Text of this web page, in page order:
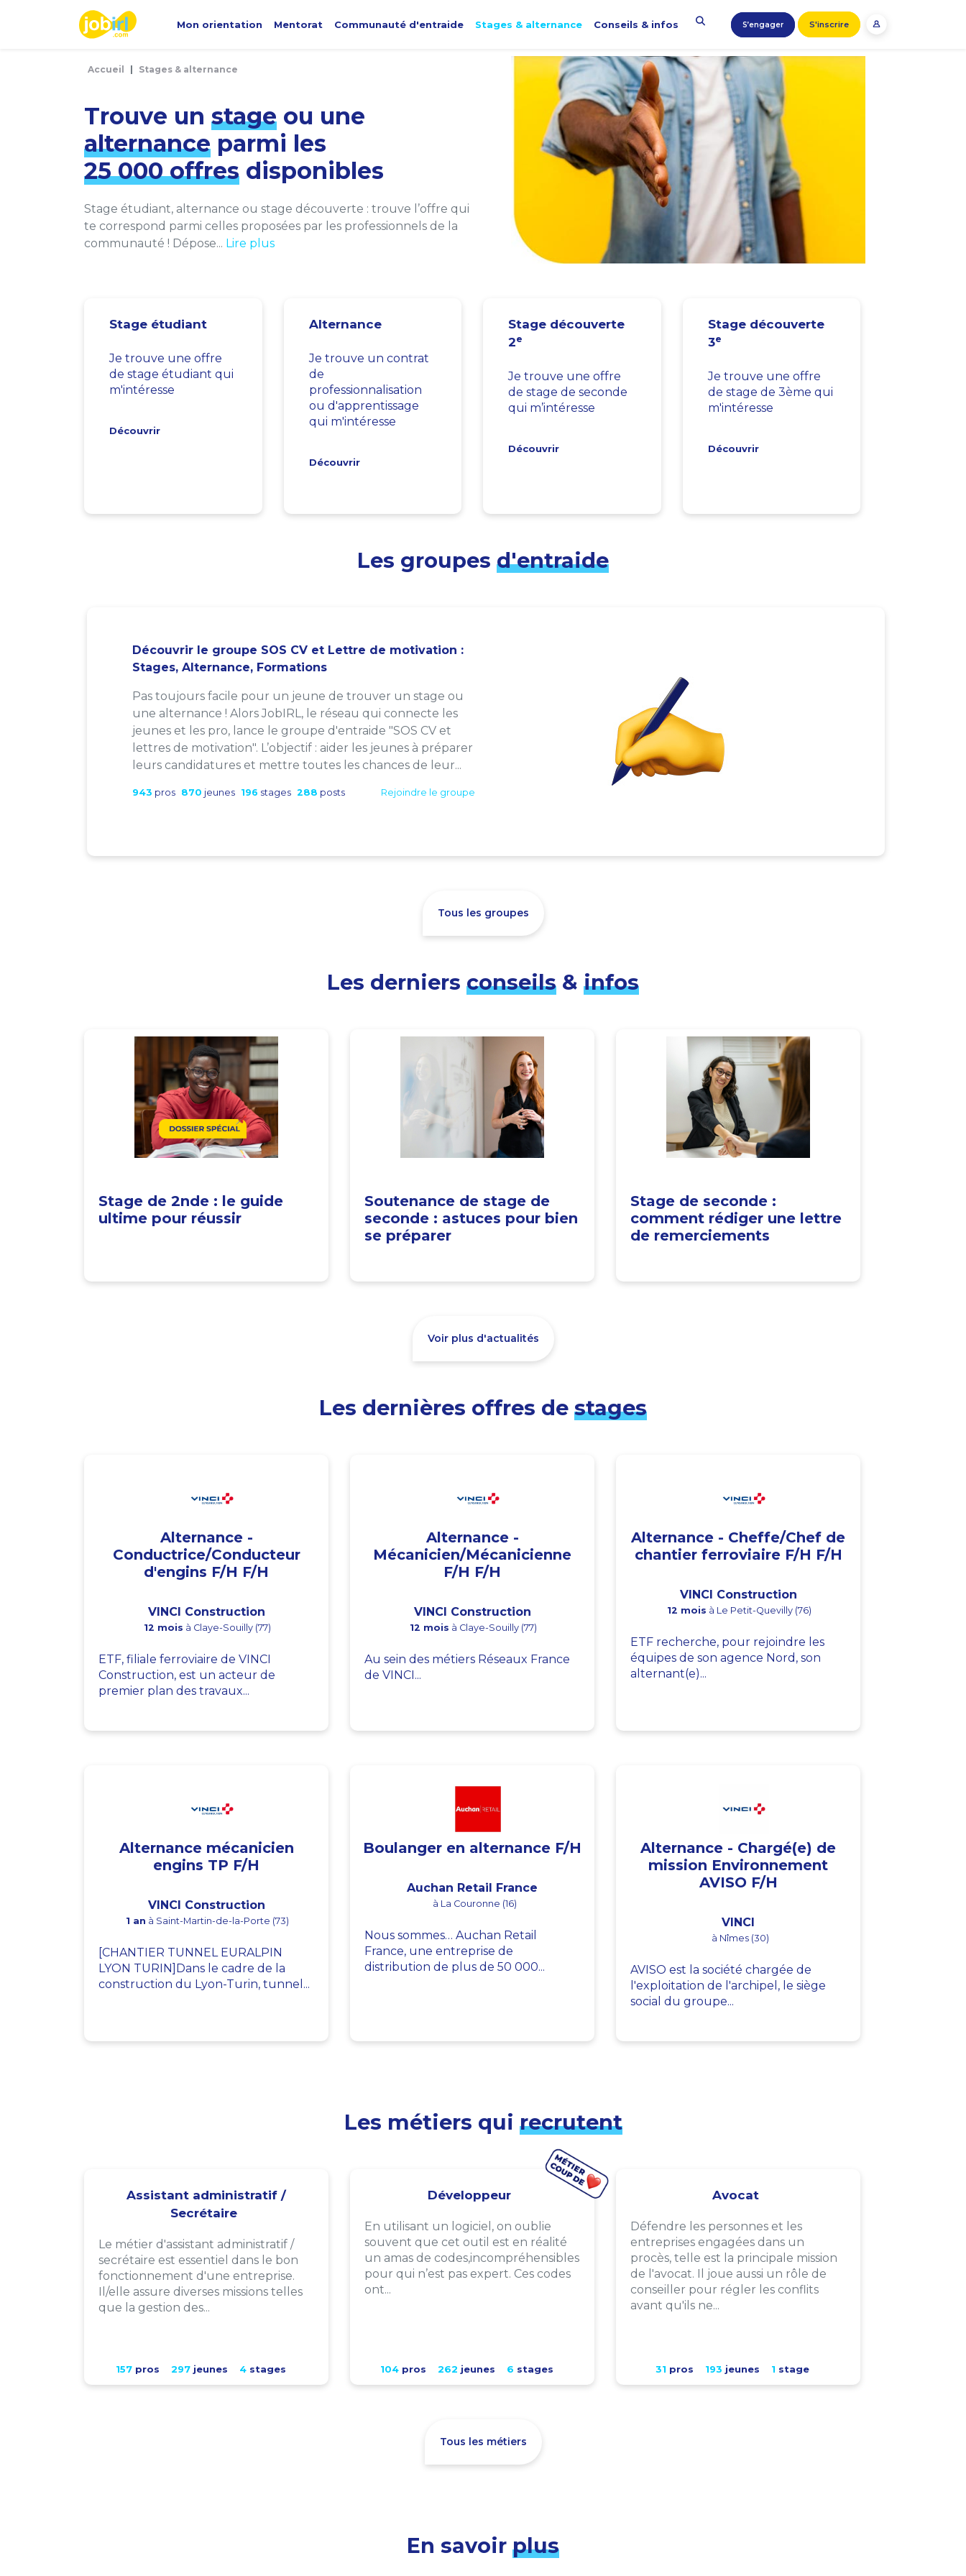
Mon orientation Mentorat Communauté d'entraide Stages & alternance Conseils & infos S’engager S'inscrire
Accueil Stages & alternance
Trouve un stage ou une
alternance parmi les
25 000 offres disponibles
Stage étudiant, alternance ou stage découverte : trouve l’offre qui
te correspond parmi celles proposées par les professionnels de la
communauté ! Dépose... Lire plus
Stage étudiant
Je trouve une offre
de stage étudiant qui
m'intéresse
Découvrir
Alternance
Je trouve un contrat
de
professionnalisation
ou d'apprentissage
qui m'intéresse
Découvrir
Stage découverte
2e
Je trouve une offre
de stage de seconde
qui m’intéresse
Découvrir
Stage découverte
3e
Je trouve une offre
de stage de 3ème qui
m'intéresse
Découvrir
Les groupes d'entraide
Découvrir le groupe SOS CV et Lettre de motivation :
Stages, Alternance, Formations
Pas toujours facile pour un jeune de trouver un stage ou
une alternance ! Alors JobIRL, le réseau qui connecte les
jeunes et les pro, lance le groupe d'entraide "SOS CV et
lettres de motivation". L’objectif : aider les jeunes à préparer
leurs candidatures et mettre toutes les chances de leur...
943 pros 870 jeunes 196 stages 288 posts Rejoindre le groupe
Tous les groupes
Les derniers conseils & infos
Stage de 2nde : le guide
ultime pour réussir
Soutenance de stage de
seconde : astuces pour bien
se préparer
Stage de seconde :
comment rédiger une lettre
de remerciements
Voir plus d'actualités
Les dernières offres de stages
Alternance -
Conductrice/Conducteur
d'engins F/H F/H
VINCI Construction
12 mois à Claye-Souilly (77)
ETF, filiale ferroviaire de VINCI
Construction, est un acteur de
premier plan des travaux...
Alternance -
Mécanicien/Mécanicienne
F/H F/H
VINCI Construction
12 mois à Claye-Souilly (77)
Au sein des métiers Réseaux France
de VINCI...
Alternance - Cheffe/Chef de
chantier ferroviaire F/H F/H
VINCI Construction
12 mois à Le Petit-Quevilly (76)
ETF recherche, pour rejoindre les
équipes de son agence Nord, son
alternant(e)...
Alternance mécanicien
engins TP F/H
VINCI Construction
1 an à Saint-Martin-de-la-Porte (73)
[CHANTIER TUNNEL EURALPIN
LYON TURIN]Dans le cadre de la
construction du Lyon-Turin, tunnel...
Boulanger en alternance F/H
Auchan Retail France
à La Couronne (16)
Nous sommes… Auchan Retail
France, une entreprise de
distribution de plus de 50 000...
Alternance - Chargé(e) de
mission Environnement
AVISO F/H
VINCI
à Nîmes (30)
AVISO est la société chargée de
l'exploitation de l'archipel, le siège
social du groupe...
Les métiers qui recrutent
Assistant administratif /
Secrétaire
Le métier d'assistant administratif /
secrétaire est essentiel dans le bon
fonctionnement d'une entreprise.
Il/elle assure diverses missions telles
que la gestion des...
157pros 297jeunes 4stages
Développeur
En utilisant un logiciel, on oublie
souvent que cet outil est en réalité
un amas de codes,incompréhensibles
pour qui n’est pas expert. Ces codes
ont...
104pros 262 jeunes 6 stages
Avocat
Défendre les personnes et les
entreprises engagées dans un
procès, telle est la principale mission
de l'avocat. Il joue aussi un rôle de
conseiller pour régler les conflits
avant qu'ils ne...
31 pros 193 jeunes 1 stage
Tous les métiers
En savoir plus
Panneau de gestion des cookies